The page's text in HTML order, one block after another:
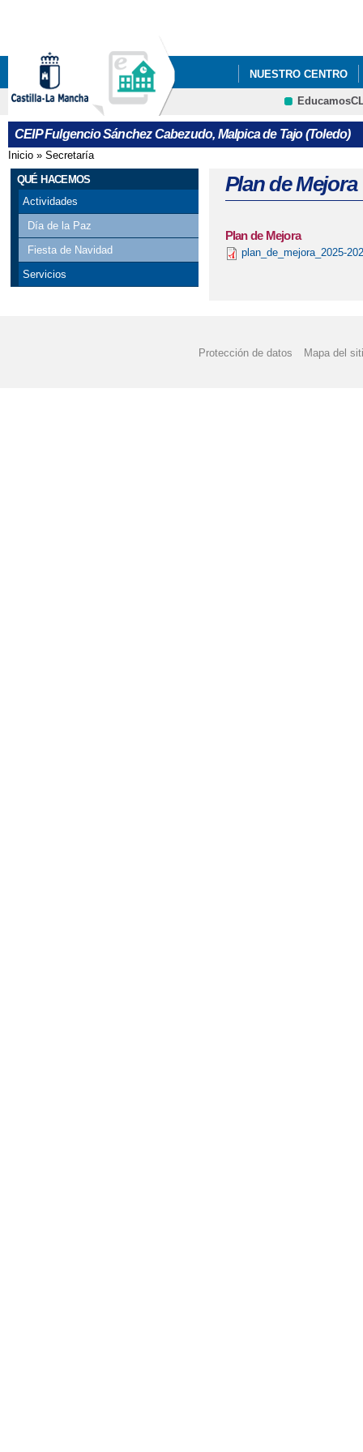
NUESTRO CENTRO
ACTIVIDAD
ADMISIÓN 2º CICLO
CONCURSO DE
XXXI SEMANA
CEIP Fulgencio Sánchez Cabezudo, Malpica de Tajo (Toledo)
Se encuentra usted aquí
Inicio » Secretaría
QUÉ HACEMOS
Actividades
Día de la Paz
Fiesta de Navidad
Servicios
Plan de Mejora
Plan de Mejora
plan_de_mejora_2025-
Protección de datos Mapa del